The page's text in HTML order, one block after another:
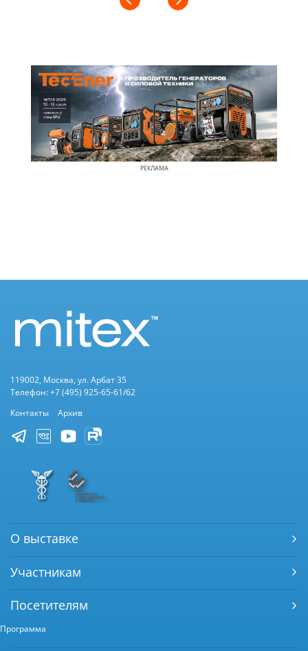
РЕКЛАМА
119002, Москва, ул. Арбат 35
Телефон: +7 (495) 925-65-61/62
Контакты
Архив
О выставке
Участникам
Посетителям
Программа